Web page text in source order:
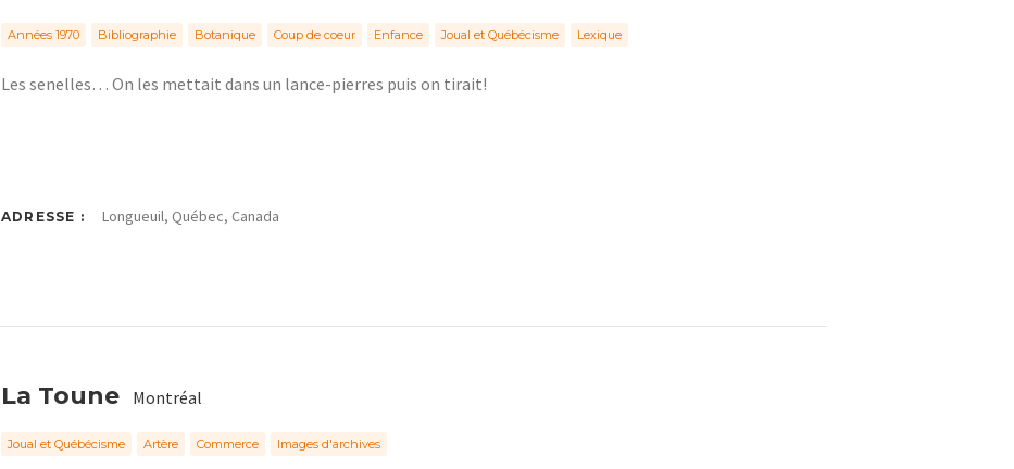
Années 1970 Bibliographie Botanique Coup de coeur Enfance Joual et Québécisme Lexique
Les senelles… On les mettait dans un lance-pierres puis on tirait!
ADRESSE : Longueuil, Québec, Canada
La Toune Montréal
Joual et Québécisme Artère Commerce Images d'archives